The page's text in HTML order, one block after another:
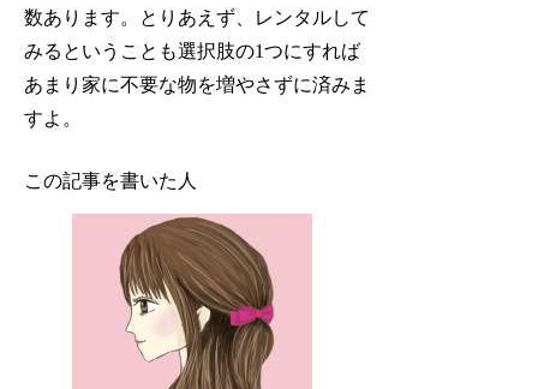
数あります。とりあえず、レンタルして
みるということも選択肢の1つにすれば
あまり家に不要な物を増やさずに済みま
すよ。
この記事を書いた人